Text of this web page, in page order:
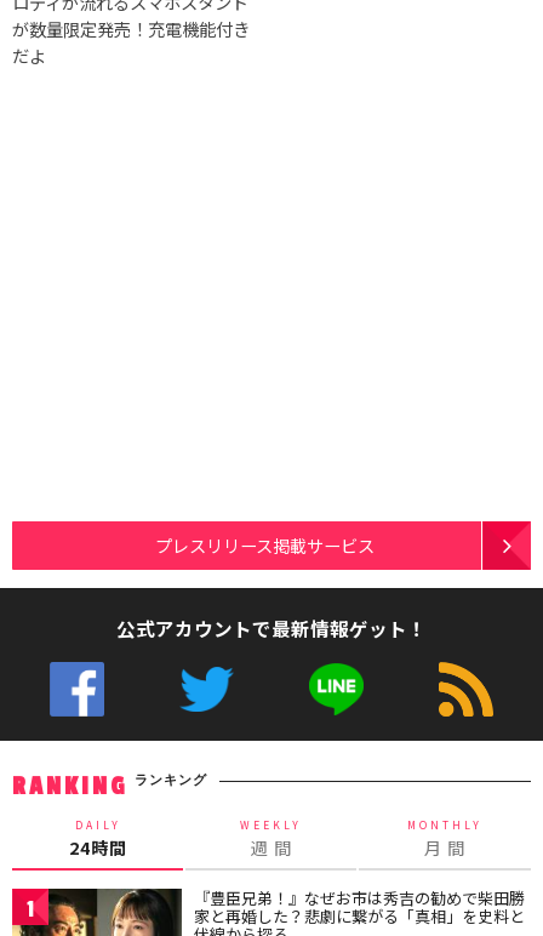
が数量限定発売！充電機能付き
だよ
プレスリリース掲載サービス
公式アカウントで最新情報ゲット！
RANKING ランキング
DAILY
24時間
WEEKLY
週 間
MONTHLY
月 間
1 『豊臣兄弟！』なぜお市は秀吉の勧めで柴田勝
家と再婚した？悲劇に繋がる「真相」を史料と